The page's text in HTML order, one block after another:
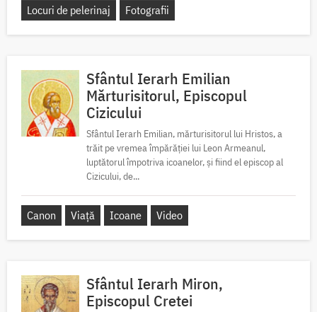
Locuri de pelerinaj
Fotografii
Sfântul Ierarh Emilian
Mărturisitorul, Episcopul
Cizicului
Sfântul Ierarh Emilian, mărturisitorul lui Hristos, a
trăit pe vremea împărăției lui Leon Armeanul,
luptătorul împotriva icoanelor, și fiind el episcop al
Cizicului, de...
Canon Viață Icoane Video
Sfântul Ierarh Miron,
Episcopul Cretei